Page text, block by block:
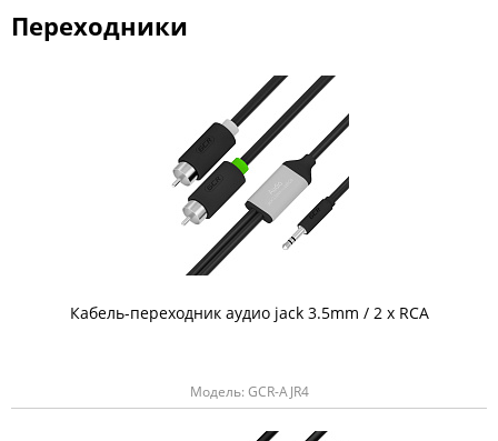
Переходники
Кабель-переходник аудио jack 3.5mm / 2 х RCA
Модель: GCR-AJR4